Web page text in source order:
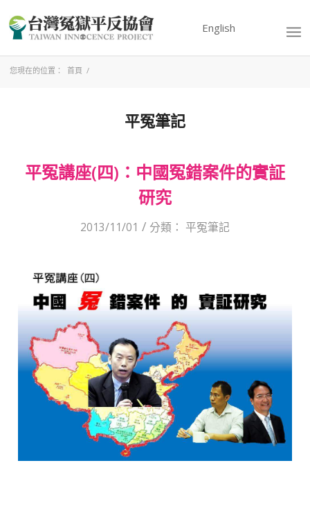
English
您現在的位置： 首頁 /
平冤筆記
平冤講座(四)：中國冤錯案件的實証
研究
2013/11/01 / 分類： 平冤筆記